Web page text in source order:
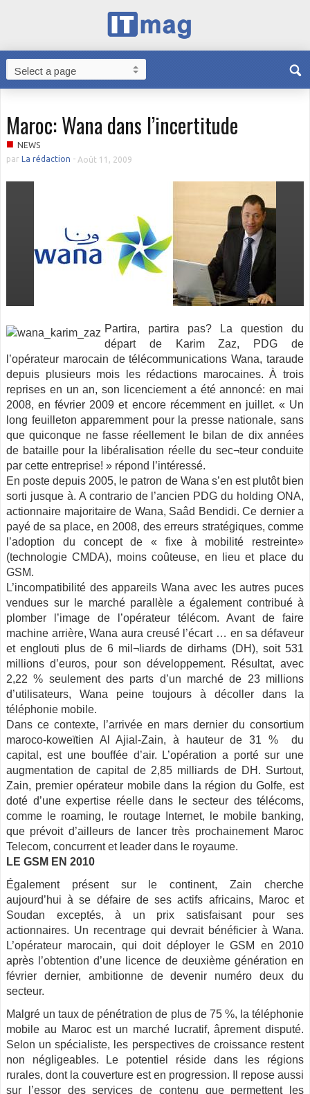
Maroc: Wana dans l’incertitude
■ NEWS
par La rédaction - Août 11, 2009
Partira, partira pas? La question du
départ de Karim Zaz, PDG de
l’opérateur marocain de télécommunications Wana, taraude
depuis plusieurs mois les rédactions marocaines. À trois
reprises en un an, son licenciement a été annoncé: en mai
2008, en février 2009 et encore récemment en juillet. « Un
long feuilleton apparemment pour la presse nationale, sans
que quiconque ne fasse réellement le bilan de dix années
de bataille pour la libéralisation réelle du sec¬teur conduite
par cette entreprise! » répond l’intéressé.
En poste depuis 2005, le patron de Wana s’en est plutôt bien
sorti jusque à. A contrario de l’ancien PDG du holding ONA,
actionnaire majoritaire de Wana, Saâd Bendidi. Ce dernier a
payé de sa place, en 2008, des erreurs stratégiques, comme
l’adoption du concept de « fixe à mobilité restreinte»
(technologie CMDA), moins coûteuse, en lieu et place du
GSM.
L’incompatibilité des appareils Wana avec les autres puces
vendues sur le marché parallèle a également contribué à
plomber l’image de l’opérateur télécom. Avant de faire
machine arrière, Wana aura creusé l’écart … en sa défaveur
et englouti plus de 6 mil¬liards de dirhams (DH), soit 531
millions d’euros, pour son développement. Résultat, avec
2,22 % seulement des parts d’un marché de 23 millions
d’utilisateurs, Wana peine toujours à décoller dans la
téléphonie mobile.
Dans ce contexte, l’arrivée en mars dernier du consortium
maroco-koweïtien Al Ajial-Zain, à hauteur de 31 % du
capital, est une bouffée d’air. L’opération a porté sur une
augmentation de capital de 2,85 milliards de DH. Surtout,
Zain, premier opérateur mobile dans la région du Golfe, est
doté d’une expertise réelle dans le secteur des télécoms,
comme le roaming, le routage Internet, le mobile banking,
que prévoit d’ailleurs de lancer très prochainement Maroc
Telecom, concurrent et leader dans le royaume.
LE GSM EN 2010
Également présent sur le continent, Zain cherche
aujourd’hui à se défaire de ses actifs africains, Maroc et
Soudan exceptés, à un prix satisfaisant pour ses
actionnaires. Un recentrage qui devrait bénéficier à Wana.
L’opérateur marocain, qui doit déployer le GSM en 2010
après l’obtention d’une licence de deuxième génération en
février dernier, ambitionne de devenir numéro deux du
secteur.
Malgré un taux de pénétration de plus de 75 %, la téléphonie
mobile au Maroc est un marché lucratif, âprement disputé.
Selon un spécialiste, les perspectives de croissance restent
non négligeables. Le potentiel réside dans les régions
rurales, dont la couverture est en progression. Il repose aussi
sur l’essor des services de contenu que permettent les